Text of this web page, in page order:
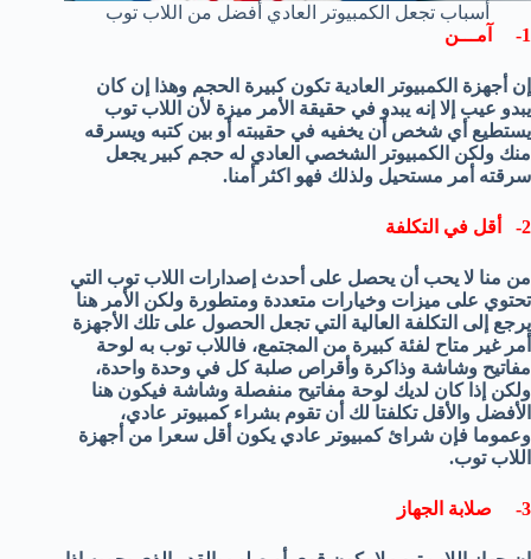
أسباب تجعل الكمبيوتر العادي أفضل من اللاب توب
1- آمـــن
إن أجهزة الكمبيوتر العادية تكون كبيرة الحجم وهذا إن كان
يبدو عيب إلا إنه يبدو في حقيقة الأمر ميزة لأن اللاب توب
يستطيع أي شخص أن يخفيه في حقيبته أو بين كتبه ويسرقه
منك ولكن الكمبيوتر الشخصي العادي له حجم كبير يجعل
سرقته أمر مستحيل ولذلك فهو اكثر أمنا.
2- أقل في التكلفة
من منا لا يحب أن يحصل على أحدث إصدارات اللاب توب التي
تحتوي على ميزات وخيارات متعددة ومتطورة ولكن الأمر هنا
يرجع إلى التكلفة العالية التي تجعل الحصول على تلك الأجهزة
أمر غير متاح لفئة كبيرة من المجتمع، فاللاب توب به لوحة
مفاتيح وشاشة وذاكرة وأقراص صلبة كل في وحدة واحدة،
ولكن إذا كان لديك لوحة مفاتيح منفصلة وشاشة فيكون هنا
الأفضل والأقل تكلفتا لك أن تقوم بشراء كمبيوتر عادي،
وعموما فإن شرائ كمبيوتر عادي يكون أقل سعرا من أجهزة
اللاب توب.
3- صلابة الجهاز